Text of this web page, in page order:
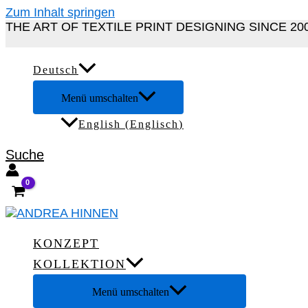
Zum Inhalt springen
THE ART OF TEXTILE PRINT DESIGNING SINCE
Deutsch
Menü umschalten
English (Englisch)
Suche
KONZEPT
KOLLEKTION
Menü umschalten